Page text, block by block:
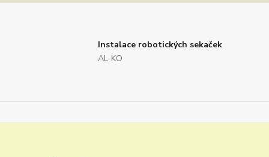
Instalace robotických sekaček
AL-KO